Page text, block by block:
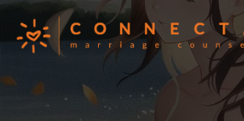
ン
テ
ン